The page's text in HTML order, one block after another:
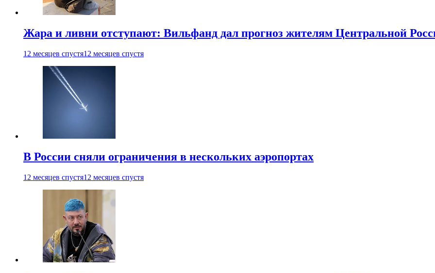
Жара и ливни отступают: Вильфанд дал прогноз жителям Центральной
12 месяцев спустя12 месяцев спустя
В России сняли ограничения в нескольких аэропортах
12 месяцев спустя12 месяцев спустя